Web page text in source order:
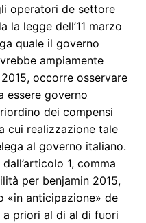
operatori de settore
la legge dell’11 marzo
quale il governo
ampiamente
occorre osservare
essere governo
dei compensi
cui realizzazione tale
al governo italiano.
1, comma
per benjamin 2015,
«in anticipazione» de
priori al di al di fuori